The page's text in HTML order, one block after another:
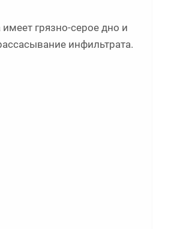
грязно-серое дно и
инфильтрата.